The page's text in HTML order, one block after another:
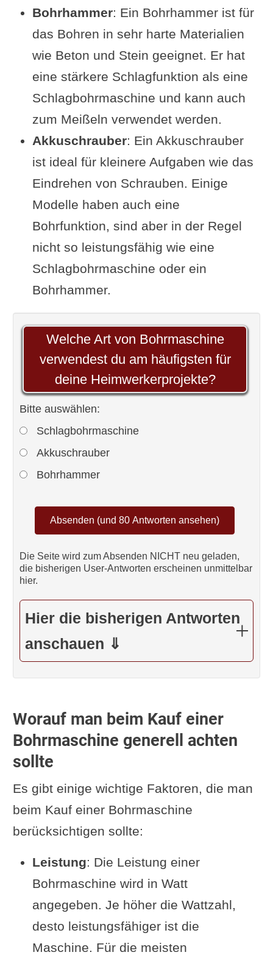
Bohrhammer: Ein Bohrhammer ist für
das Bohren in sehr harte Materialien
wie Beton und Stein geeignet. Er hat
eine stärkere Schlagfunktion als eine
Schlagbohrmaschine und kann auch
zum Meißeln verwendet werden.
Akkuschrauber: Ein Akkuschrauber
ist ideal für kleinere Aufgaben wie das
Eindrehen von Schrauben. Einige
Modelle haben auch eine
Bohrfunktion, sind aber in der Regel
nicht so leistungsfähig wie eine
Schlagbohrmaschine oder ein
Bohrhammer.
Welche Art von Bohrmaschine
verwendest du am häufigsten für
deine Heimwerkerprojekte?
Bitte auswählen:
Schlagbohrmaschine
Akkuschrauber
Bohrhammer
Die Seite wird zum Absenden NICHT neu geladen,
die bisherigen User-Antworten erscheinen unmittelbar
hier.
Hier die bisherigen Antworten
anschauen ⇓
Worauf man beim Kauf einer
Bohrmaschine generell achten
sollte
Es gibt einige wichtige Faktoren, die man
beim Kauf einer Bohrmaschine
berücksichtigen sollte:
Leistung: Die Leistung einer
Bohrmaschine wird in Watt
angegeben. Je höher die Wattzahl,
desto leistungsfähiger ist die
Maschine. Für die meisten